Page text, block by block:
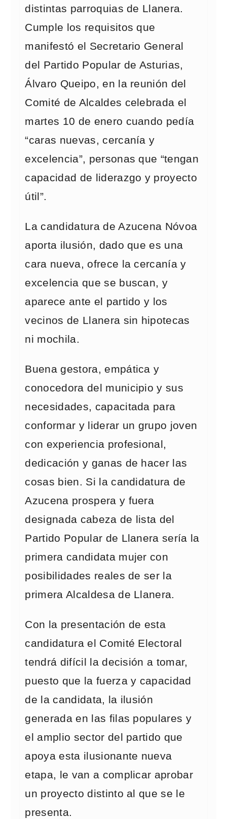
distintas parroquias de Llanera.
Cumple los requisitos que
manifestó el Secretario General
del Partido Popular de Asturias,
Álvaro Queipo, en la reunión del
Comité de Alcaldes celebrada el
martes 10 de enero cuando pedía
“caras nuevas, cercanía y
excelencia”, personas que “tengan
capacidad de liderazgo y proyecto
útil”.
La candidatura de Azucena Nóvoa
aporta ilusión, dado que es una
cara nueva, ofrece la cercanía y
excelencia que se buscan, y
aparece ante el partido y los
vecinos de Llanera sin hipotecas
ni mochila.
Buena gestora, empática y
conocedora del municipio y sus
necesidades, capacitada para
conformar y liderar un grupo joven
con experiencia profesional,
dedicación y ganas de hacer las
cosas bien. Si la candidatura de
Azucena prospera y fuera
designada cabeza de lista del
Partido Popular de Llanera sería la
primera candidata mujer con
posibilidades reales de ser la
primera Alcaldesa de Llanera.
Con la presentación de esta
candidatura el Comité Electoral
tendrá difícil la decisión a tomar,
puesto que la fuerza y capacidad
de la candidata, la ilusión
generada en las filas populares y
el amplio sector del partido que
apoya esta ilusionante nueva
etapa, le van a complicar aprobar
un proyecto distinto al que se le
presenta.